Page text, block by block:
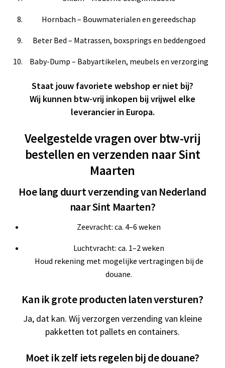
Hornbach – Bouwmaterialen en gereedschap
Beter Bed – Matrassen, boxsprings en beddengoed
Baby-Dump – Babyartikelen, meubels en verzorging
Staat jouw favoriete webshop er niet bij?
Wij kunnen btw-vrij inkopen bij vrijwel elke
leverancier in Europa.
Veelgestelde vragen over btw-vrij
bestellen en verzenden naar Sint
Maarten
Hoe lang duurt verzending van Nederland
naar Sint Maarten?
Zeevracht: ca. 4–6 weken
Luchtvracht: ca. 1–2 weken
Houd rekening met mogelijke vertragingen bij de
douane.
Kan ik grote producten laten versturen?
Ja, dat kan. Wij verzorgen verzending van kleine
pakketten tot pallets en containers.
Moet ik zelf iets regelen bij de douane?